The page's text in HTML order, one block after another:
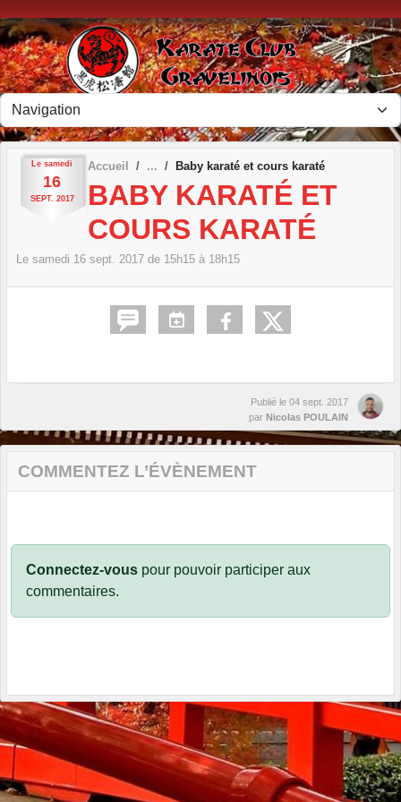
Le samedi
16
SEPT. 2017
Accueil Baby karaté et cours karaté
BABY KARATÉ ET
COURS KARATÉ
Le samedi 16 sept. 2017 de 15h15 à 18h15
Publié le 04 sept. 2017
par Nicolas POULAIN
COMMENTEZ L’ÉVÈNEMENT
Connectez-vous pour pouvoir participer aux
commentaires.